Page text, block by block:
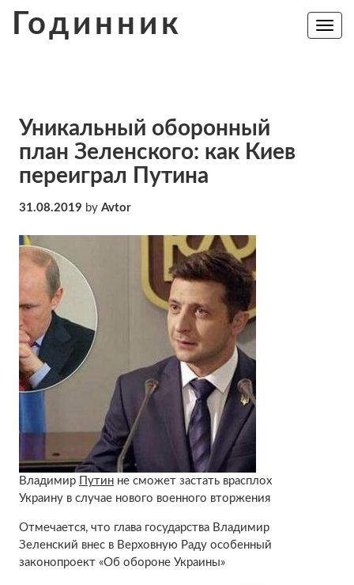
Годинник
Toggle
Уникальный оборонный
план Зеленского: как Киев
переиграл Путина
31.08.2019 by Avtor
Владимир Путинне сможет застать врасплох
Украину в случае нового военного вторжения
Отмечается, что глава государства Владимир
Зеленский внес в Верховную Раду особенный
законопроект «Об обороне Украины»